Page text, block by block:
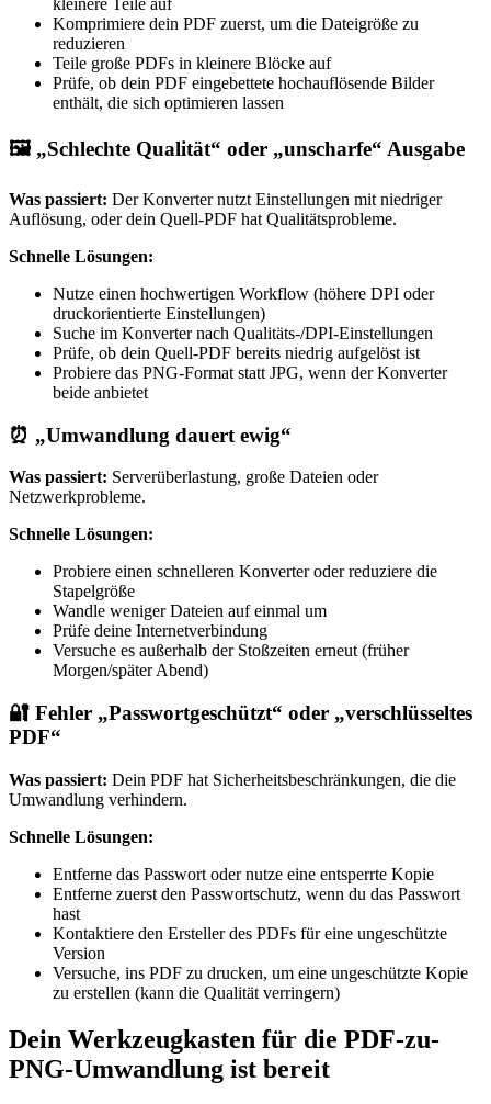
kleinere Teile auf
Komprimiere dein PDF zuerst, um die Dateigröße zu
reduzieren
Teile große PDFs in kleinere Blöcke auf
Prüfe, ob dein PDF eingebettete hochauflösende Bilder
enthält, die sich optimieren lassen
🖼️ „Schlechte Qualität“ oder „unscharfe“ Ausgabe
Was passiert: Der Konverter nutzt Einstellungen mit niedriger
Auflösung, oder dein Quell-PDF hat Qualitätsprobleme.
Schnelle Lösungen:
Nutze einen hochwertigen Workflow (höhere DPI oder
druckorientierte Einstellungen)
Suche im Konverter nach Qualitäts-/DPI-Einstellungen
Prüfe, ob dein Quell-PDF bereits niedrig aufgelöst ist
Probiere das PNG-Format statt JPG, wenn der Konverter
beide anbietet
⏰ „Umwandlung dauert ewig“
Was passiert: Serverüberlastung, große Dateien oder
Netzwerkprobleme.
Schnelle Lösungen:
Probiere einen schnelleren Konverter oder reduziere die
Stapelgröße
Wandle weniger Dateien auf einmal um
Prüfe deine Internetverbindung
Versuche es außerhalb der Stoßzeiten erneut (früher
Morgen/später Abend)
🔐 Fehler „Passwortgeschützt“ oder „verschlüsseltes
PDF“
Was passiert: Dein PDF hat Sicherheitsbeschränkungen, die die
Umwandlung verhindern.
Schnelle Lösungen:
Entferne das Passwort oder nutze eine entsperrte Kopie
Entferne zuerst den Passwortschutz, wenn du das Passwort
hast
Kontaktiere den Ersteller des PDFs für eine ungeschützte
Version
Versuche, ins PDF zu drucken, um eine ungeschützte Kopie
zu erstellen (kann die Qualität verringern)
Dein Werkzeugkasten für die PDF-zu-
PNG-Umwandlung ist bereit